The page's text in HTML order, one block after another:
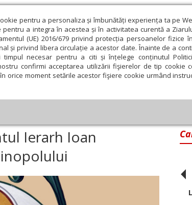
pentru a personaliza și îmbunătăți experiența ta pe
a integra în acestea și în activitatea curentă a
(UE) 2016/679 privind protecția persoanelor fizice
și privind libera circulație a acestor date. Înainte de a
necesar pentru a citi și înțelege conținutul
confirmi acceptarea utilizării fişierelor de tip cookie
orice moment setările acestor fişiere cookie urmând
Evanghelia de Duminică Theologica
Educaţie și Cultură Societate
Mamant; Sfântul Ierarh Ioan Postitorul, Patriarhul
Ierarh Ioan
Martie ‹ L